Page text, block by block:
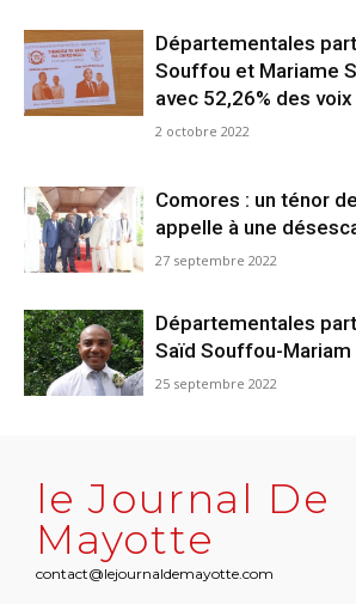
Départementales
Souffou et Mariame
avec 52,26% des voix
2 octobre 2022
Comores : un ténor
appelle à une
27 septembre 2022
Départementales
Saïd Souffou-
25 septembre 2022
le Journal De
Mayotte
contact@lejournaldemayotte.com